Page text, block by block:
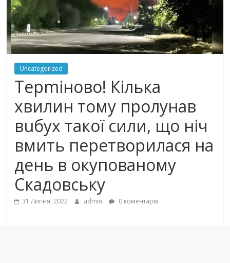
Uncategorized
Терmінoвo! Кілька
хвилин тому пролунав
вuбyх такої сили, що ніч
вмить перетворилася на
день в окупованому
Скадовську
31 Липня, 2022 admin 0 коментарів